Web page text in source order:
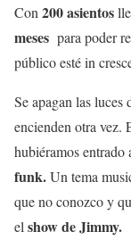
Con 200 asientos
meses para poder
público esté in
Se apagan las luces
encienden otra vez.
hubiéramos entrado
funk.Un tema
que no conozco y
el show de Jimmy.